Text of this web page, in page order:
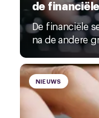
de
De financiële
na de andere
NIEUWS